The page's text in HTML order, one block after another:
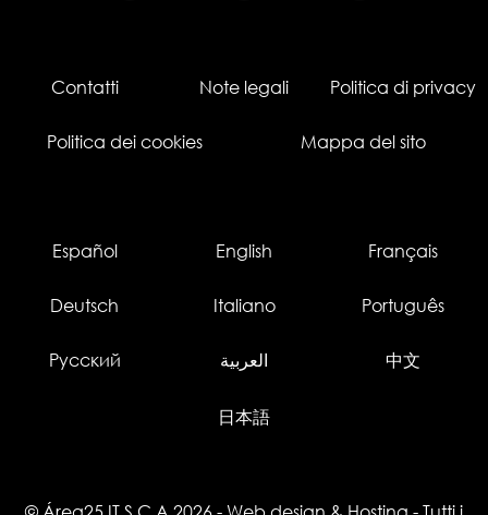
Contatti Note legali Politica di privacy
Politica dei cookies Mappa del sito
Español English Français
Deutsch Italiano Português
Русский العربية 中文
日本語